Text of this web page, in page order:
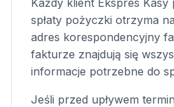
Każdy klient Ekspres Kasy
spłaty pożyczki otrzyma
adres korespondencyjny
fakturze znajdują się
informacje potrzebne do
Jeśli przed upływem